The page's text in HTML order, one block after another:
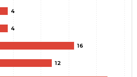
4
4
16
12